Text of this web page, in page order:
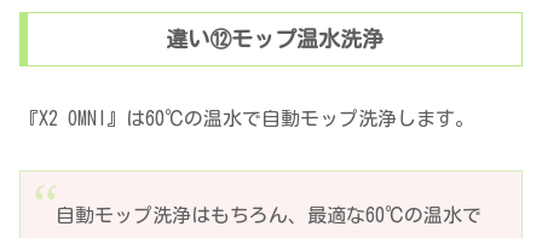
違い⑫モップ温水洗浄
『X2 OMNI』は60℃の温水で自動モップ洗浄します。
自動モップ洗浄はもちろん、最適な60℃の温水で